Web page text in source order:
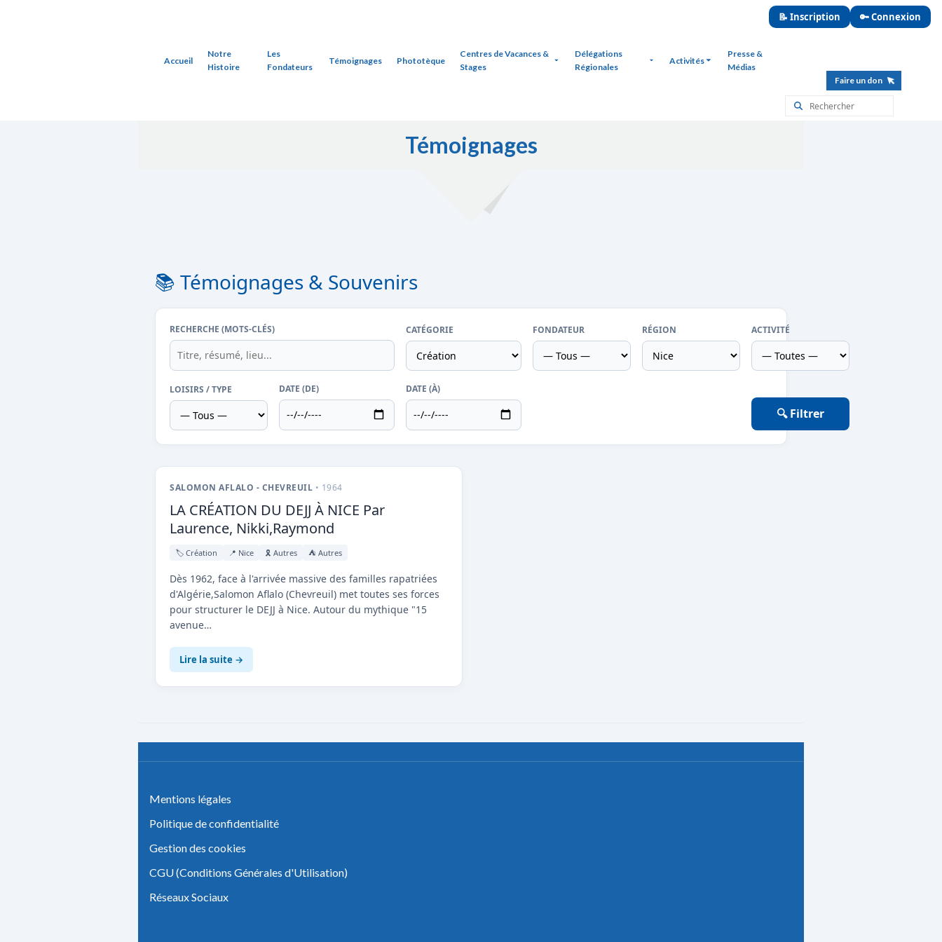
Accueil
Notre
Histoire
Les
Fondateurs
Témoignages Phototèque
Centres de Vacances &
Stages
Délégations
Régionales
Activités
Presse &
Médias
📝 Inscription 🔑 Connexion
Faire un don
Témoignages
📚 Témoignages & Souvenirs
RECHERCHE (MOTS-CLÉS) CATÉGORIE FONDATEUR RÉGION ACTIVITÉ
LOISIRS / TYPE DATE (DE) DATE (À)
🔍 Filtrer
SALOMON AFLALO - CHEVREUIL • 1964
LA CRÉATION DU DEJJ À NICE Par
Laurence, Nikki,Raymond
🏷️ Création 📍 Nice 🎗️ Autres ⛺ Autres
Dès 1962, face à l'arrivée massive des familles rapatriées
d'Algérie,Salomon Aflalo (Chevreuil) met toutes ses forces
pour structurer le DEJJ à Nice. Autour du mythique "15
avenue…
Lire la suite →
Mentions légales
Politique de confidentialité
Gestion des cookies
CGU (Conditions Générales d'Utilisation)
Réseaux Sociaux